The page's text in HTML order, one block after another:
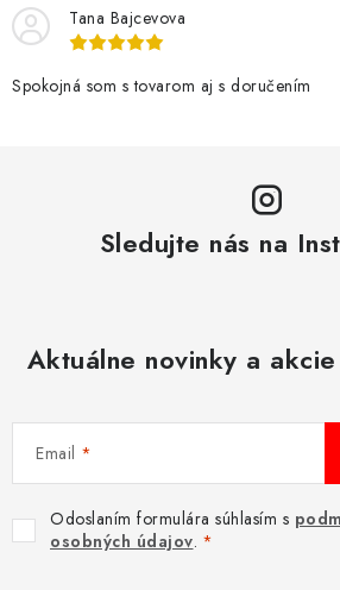
p
i
s
Tana Bajcevova
Spokojná som s tovarom aj s doručením
Sledujte nás na
Aktuálne novinky a
Email
Odoslaním formulára súhlasím s
osobných údajov.